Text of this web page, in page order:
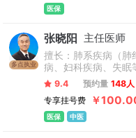
医保
多点执业
张晓阳 主任医师
擅长：肺系疾病（肺
病、妇科疾病、失眠
化、慢阻肺、肺结节
对一动就喘、咳嗽咳
临床经验。
9.4 预约量 148人
专享挂号费
￥
医保 中医